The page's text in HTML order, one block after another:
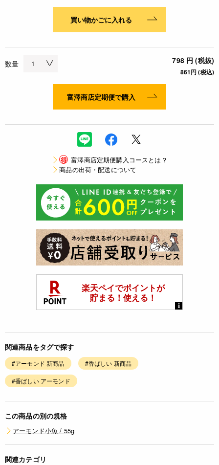
買い物かごに入れる
数量 798 円 (税抜)
861円 (税込)
富澤商店定期便で購入
得 富澤商店定期便購入コースとは？
商品の出荷・配送について
関連商品をタグで探す
#アーモンド 新商品 #香ばしい 新商品
#香ばしい アーモンド
この商品の別の規格
アーモンド小魚 / 55g
関連カテゴリ